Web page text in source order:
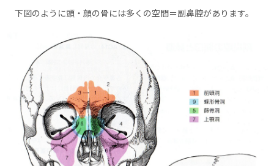
下図のように頭・顔の骨には多くの空間＝副鼻腔があります。